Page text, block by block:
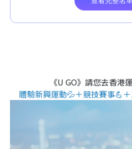
《U GO》請您去香港
體驗新興運動💦＋競技賽事💪